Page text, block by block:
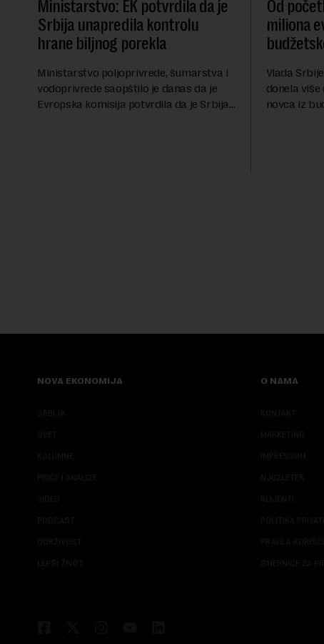
Ministarstvo: EK potvrdila da je
Srbija unapredila kontrolu
hrane biljnog porekla
Ministarstvo poljoprivrede, šumarstva i
vodoprivrede saopštilo je danas da je
Evropska komisija potvrdila da je Srbija
Od
miliona
Vlada
donela
novca iz
NOVA EKONOMIJA
SRBIJA
SVET
KOLUMNE
PRIČE I ANALIZE
VIDEO
PODCAST
ODRŽIVOST
LEPŠI ŽIVOT
O NAMA
KONTAKT
MARKETING
IMPRESSUM
NJUZLETER
KLIJENTI
POLITIKA
PRAVILA
SMERNICE ZA